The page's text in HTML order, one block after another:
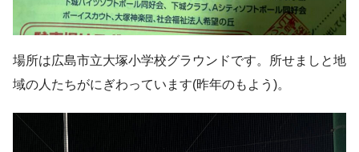
場所は広島市立大塚小学校グラウンドです。所せましと地
域の人たちがにぎわっています(昨年のもよう)。